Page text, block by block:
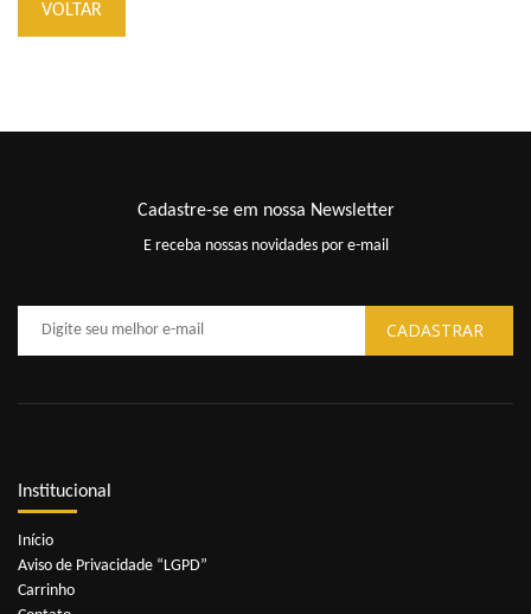
VOLTAR
Cadastre-se em nossa Newsletter
E receba nossas novidades por e-mail
Institucional
Início
Aviso de Privacidade “LGPD”
Carrinho